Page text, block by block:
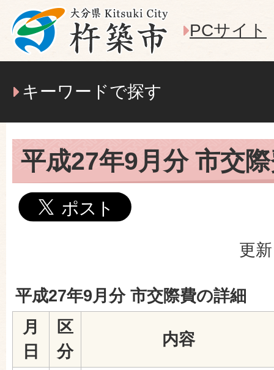
PCサイト
キーワードで探す
平成27年9月分 市交
更
平成27年9月分 市交際費の詳細
月
日
区
分
内容